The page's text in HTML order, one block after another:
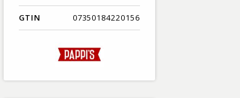
GTIN 07350184220156